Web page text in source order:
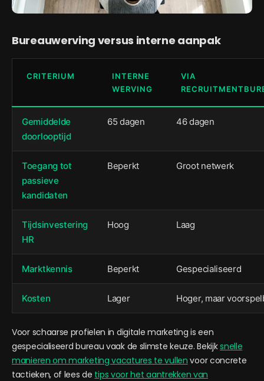
Bureauwerving versus interne aanpak
CRITERIUM
INTERNE
WERVING
VIA
Gemiddelde
doorlooptijd
65 dagen 46 dagen
Toegang tot
passieve
kandidaten
Beperkt Groot netwerk
Tijdsinvestering
HR
Hoog Laag
Marktkennis Beperkt Gespecialiseerd
Kosten Lager Hoger, maar
Voor schaarse profielen in digitale marketing is een
gespecialiseerd bureau vaak de slimste keuze. Bekijksnelle
manieren om marketing vacatures te vullen voor concrete
tactieken, of lees de tips voor het aantrekken van